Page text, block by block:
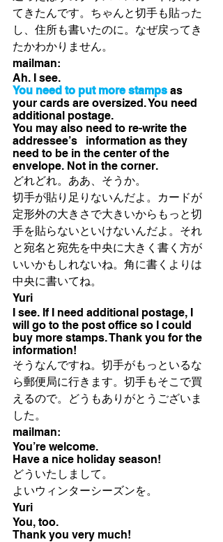
てきたんです。ちゃんと切手も貼った
し、住所も書いたのに。なぜ戻ってき
たかわかりません。
mailman:
Ah. I see.
You need to put more stamps as
your cards are oversized. You need
additional postage.
You may also need to re-write the
addressee’s   information as they
need to be in the center of the
envelope. Not in the corner.
どれどれ。ああ、そうか。
切手が貼り足りないんだよ。カードが
定形外の大きさで大きいからもっと切
手を貼らないといけないんだよ。それ
と宛名と宛先を中央に大きく書く方が
いいかもしれないね。角に書くよりは
中央に書いてね。
Yuri
I see. If I need additional postage, I
will go to the post office so I could
buy more stamps. Thank you for the
information!
そうなんですね。切手がもっといるな
ら郵便局に行きます。切手もそこで買
えるので。どうもありがとうございま
した。
mailman:
You’re welcome.
Have a nice holiday season!
どういたしまして。
よいウィンターシーズンを。
Yuri
You, too.
Thank you very much!